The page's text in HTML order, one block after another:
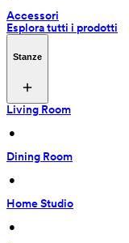
Accessori
Esplora tutti i prodotti
Stanze
Living Room
•
Dining Room
•
Home Studio
•